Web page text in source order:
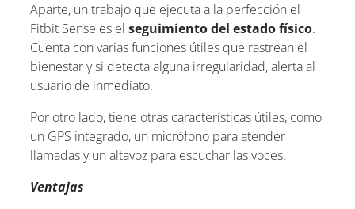
Aparte, un trabajo que ejecuta a la perfección el
Fitbit Sense es el seguimiento del estado físico.
Cuenta con varias funciones útiles que rastrean el
bienestar y si detecta alguna irregularidad, alerta al
usuario de inmediato.
Por otro lado, tiene otras características útiles, como
un GPS integrado, un micrófono para atender
llamadas y un altavoz para escuchar las voces.
Ventajas